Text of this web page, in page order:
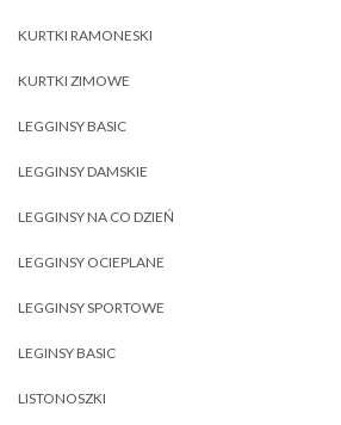
KURTKI RAMONESKI
KURTKI ZIMOWE
LEGGINSY BASIC
LEGGINSY DAMSKIE
LEGGINSY NA CO DZIEŃ
LEGGINSY OCIEPLANE
LEGGINSY SPORTOWE
LEGINSY BASIC
LISTONOSZKI